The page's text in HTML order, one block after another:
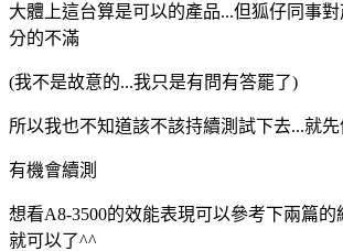
大體上這台算是可以的產品...但狐仔同事
分的不滿
(我不是故意的...我只是有問有答罷了)
所以我也不知道該不該持續測試下去...就
有機會續測
想看A8-3500的效能表現可以參考下兩篇
就可以了^^